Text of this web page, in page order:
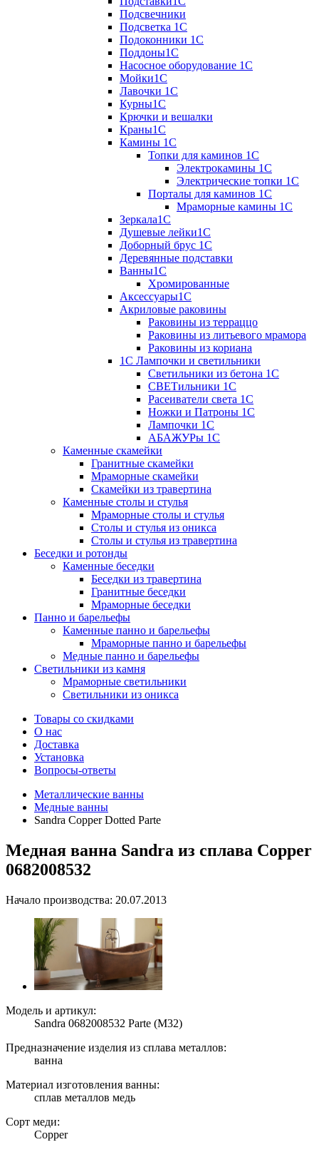
Подсвечники
Подсветка 1С
Подоконники 1С
Поддоны1С
Насосное оборудование 1С
Мойки1С
Лавочки 1С
Курны1С
Крючки и вешалки
Краны1С
Камины 1C
Топки для каминов 1C
Электрокамины 1С
Электрические топки 1C
Порталы для каминов 1С
Мраморные камины 1C
Зеркала1С
Душевые лейки1С
Доборный брус 1С
Деревянные подставки
Ванны1С
Хромированные
Аксессуары1С
Акриловые раковины
Раковины из терраццо
Раковины из литьевого мрамора
Раковины из кориана
1С Лампочки и светильники
Светильники из бетона 1С
СВЕТильники 1С
Расеиватели света 1С
Ножки и Патроны 1С
Лампочки 1С
АБАЖУРы 1С
Каменные скамейки
Гранитные скамейки
Мраморные скамейки
Скамейки из травертина
Каменные столы и стулья
Мраморные столы и стулья
Столы и стулья из оникса
Столы и стулья из травертина
Беседки и ротонды
Каменные беседки
Беседки из травертина
Гранитные беседки
Мраморные беседки
Панно и барельефы
Каменные панно и барельефы
Мраморные панно и барельефы
Медные панно и барельефы
Светильники из камня
Мраморные светильники
Светильники из оникса
Товары со скидками
О нас
Доставка
Установка
Вопросы-ответы
Металлические ванны
Медные ванны
Sandra Copper Dotted Parte
Медная ванна Sandra из сплава Copper
0682008532
Начало производства: 20.07.2013
Модель и артикул:
Sandra 0682008532 Parte (M32)
Предназначение изделия из сплава металлов:
ванна
Материал изготовления ванны:
сплав металлов медь
Сорт меди:
Copper